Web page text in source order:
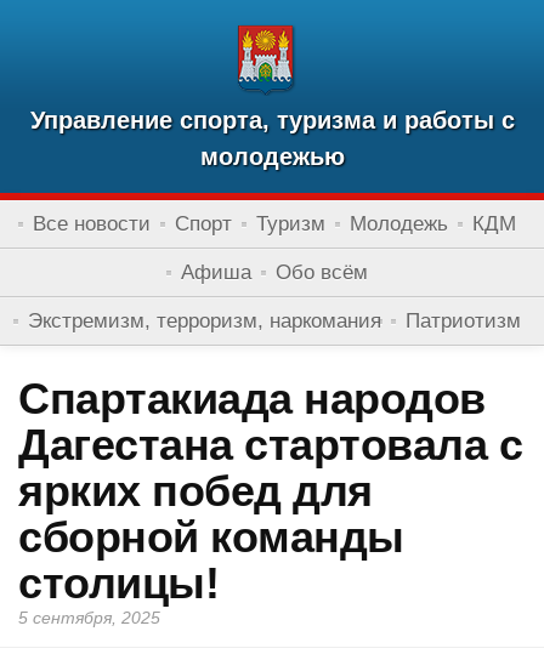
Управление спорта, туризма и работы с
молодежью
Все новости Спорт Туризм Молодежь КДМ
Афиша Обо всём
Экстремизм, терроризм, наркомания Патриотизм
Спартакиада народов
Дагестана стартовала с
ярких побед для
сборной команды
столицы!
5 сентября, 2025